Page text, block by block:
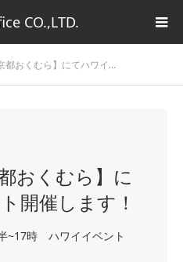
CO.,LTD.
都おくむら】にてハワイ…
おくむら】に
開催します！
~17時 ハワイイベント